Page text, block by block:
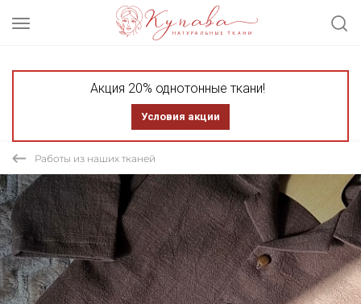
Акция 20% однотонные ткани!
Условия акции
Работы из наших тканей